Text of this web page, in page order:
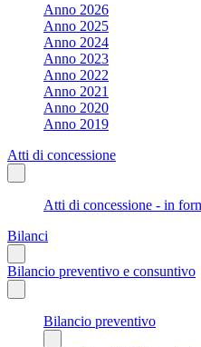
Anno 2026
Anno 2025
Anno 2024
Anno 2023
Anno 2022
Anno 2021
Anno 2020
Anno 2019
Atti di concessione
Atti di concessione - in
Bilanci
Bilancio preventivo e consuntivo
Bilancio preventivo